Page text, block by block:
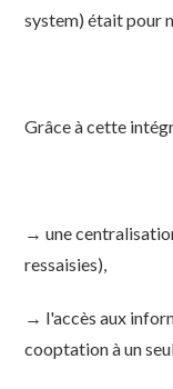
system) était pour
Grâce à cette
→ une
ressaisies),
→ l'accès aux
cooptation à un